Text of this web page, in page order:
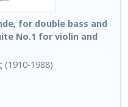
for double bass and
No.1 for violin and
(1910-1988)